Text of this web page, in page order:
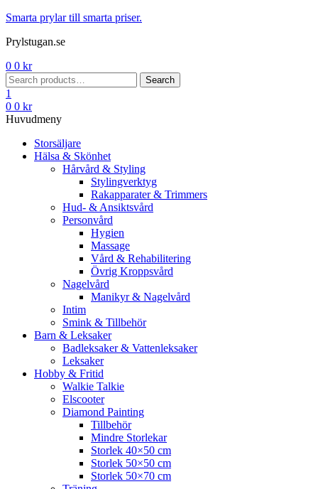
Menu
Smarta prylar till smarta priser.
Prylstugan.se
0 0 kr
Search
for:
Search
1
0 0 kr
Huvudmeny
Storsäljare
Hälsa & Skönhet
Hårvård & Styling
Stylingverktyg
Rakapparater & Trimmers
Hud- & Ansiktsvård
Personvård
Hygien
Massage
Vård & Rehabilitering
Övrig Kroppsvård
Nagelvård
Manikyr & Nagelvård
Intim
Smink & Tillbehör
Barn & Leksaker
Badleksaker & Vattenleksaker
Leksaker
Hobby & Fritid
Walkie Talkie
Elscooter
Diamond Painting
Tillbehör
Mindre Storlekar
Storlek 40×50 cm
Storlek 50×50 cm
Storlek 50×70 cm